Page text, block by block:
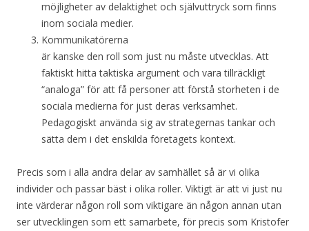
möjligheter av delaktighet och självuttryck som finns
inom sociala medier.
Kommunikatörerna
är kanske den roll som just nu måste utvecklas. Att
faktiskt hitta taktiska argument och vara tillräckligt
“analoga” för att få personer att förstå storheten i de
sociala medierna för just deras verksamhet.
Pedagogiskt använda sig av strategernas tankar och
sätta dem i det enskilda företagets kontext.
Precis som i alla andra delar av samhället så är vi olika
individer och passar bäst i olika roller. Viktigt är att vi just nu
inte värderar någon roll som viktigare än någon annan utan
ser utvecklingen som ett samarbete, för precis som Kristofer